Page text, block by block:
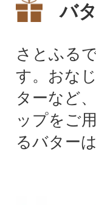
バ
さとふる
す。おな
ターなど
ップをご
るバター